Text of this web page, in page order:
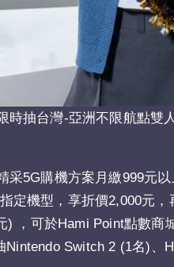
抽台灣-亞洲不限航點雙
5G購機方案月繳999元以
定機型，享折價2,000元
，可於Hami Point點數商
Switch 2 (1名)、